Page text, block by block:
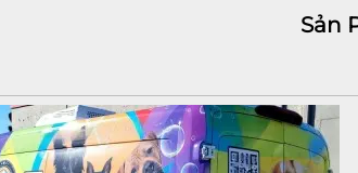
Sản